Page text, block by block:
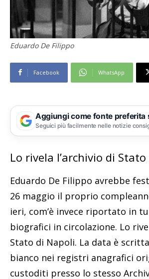
Eduardo De Filippo
Facebook WhatsApp
Aggiungi come fonte preferita
Seguici più facilmente nelle notizie
Lo rivela l’archivio di
Eduardo De Filippo avrebbe
26 maggio il proprio
ieri, com’è invece riportato in
biografici in circolazione. Lo
Stato di Napoli. La data è
bianco nei registri anagrafici
custoditi presso lo stesso